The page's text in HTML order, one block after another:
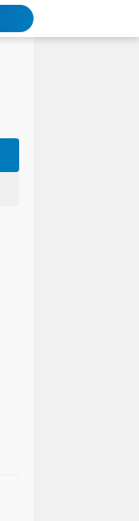
Program Pelatihan Peningkatan Kapasitas CPMI 2026 BP3MI Sulawesi Selatan: Peluang Emas Menuju Pasar Kerja Global
Beasiswa Generasi Harapan Indonesia 2026: Kesempatan Emas Jadi Pendidik Masa Depan